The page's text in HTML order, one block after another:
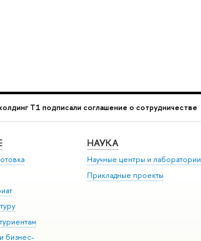
Т1 подписали соглашение о сотрудничестве
бизнес-
НАУКА
Научные центры и лаборатории
Прикладные проекты